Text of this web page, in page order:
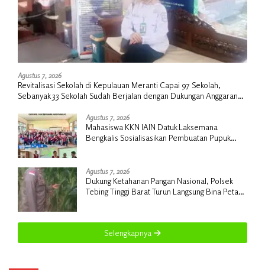
Agustus 7, 2026
Revitalisasi Sekolah di Kepulauan Meranti Capai 97 Sekolah,
Sebanyak 33 Sekolah Sudah Berjalan dengan Dukungan Anggaran
Agustus 7, 2026
Mahasiswa KKN IAIN Datuk Laksemana
Bengkalis Sosialisasikan Pembuatan Pupuk
Agustus 7, 2026
Dukung Ketahanan Pangan Nasional, Polsek
Tebing Tinggi Barat Turun Langsung Bina Petani
Selengkapnya